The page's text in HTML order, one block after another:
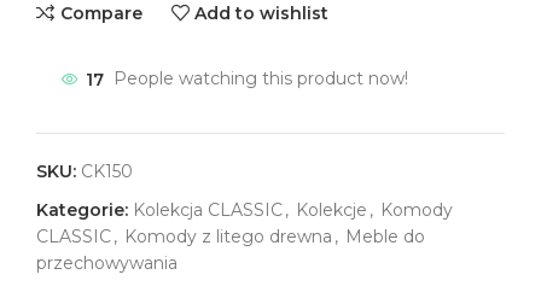
Compare Add to wishlist
17 People watching this product now!
SKU: CK150
Kategorie: Kolekcja CLASSIC, Kolekcje , Komody
CLASSIC, Komody z litego drewna , Meble do
przechowywania